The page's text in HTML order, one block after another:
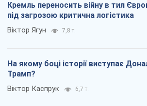
Кремль переносить війну в тил
під загрозою критична логістика
Віктор Ягун 7,8 т.
На якому боці історії виступає
Трамп?
Віктор Каспрук 6,7 т.